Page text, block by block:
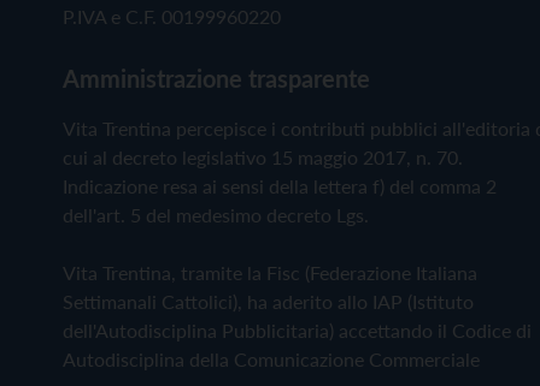
P.IVA e C.F. 00199960220
Amministrazione trasparente
Vita Trentina percepisce i contributi pubblici all'editoria
cui al decreto legislativo 15 maggio 2017, n. 70.
Indicazione resa ai sensi della lettera f) del comma 2
dell'art. 5 del medesimo decreto Lgs.
Vita Trentina, tramite la Fisc (Federazione Italiana
Settimanali Cattolici), ha aderito allo IAP (Istituto
dell'Autodisciplina Pubblicitaria) accettando il Codice di
Autodisciplina della Comunicazione Commerciale